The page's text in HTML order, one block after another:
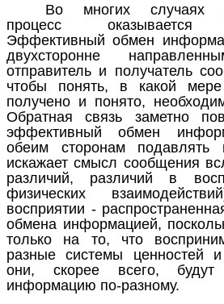
Во многих случаях
процесс оказывается
Эффективный обмен
двухсторонне
отправитель и получатель
чтобы понять, в какой
получено и понято,
Обратная связь заметно
эффективный обмен
обеим сторонам подавлять
искажает смысл сообщения
различий, различий в
физических
восприятии -
обмена информацией,
только на то, что
разные системы ценностей
они, скорее всего, будут
информацию по-разному.